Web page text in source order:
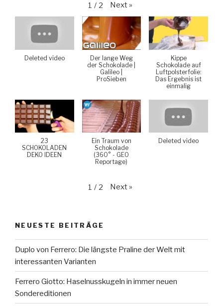
1 / 2 Next »
Deleted video
Der lange Weg
der Schokolade |
Galileo |
ProSieben
Kippe
Schokolade auf
Luftpolsterfolie:
Das Ergebnis ist
einmalig
23
SCHOKOLADEN
DEKO IDEEN
Ein Traum von
Schokolade
(360° - GEO
Reportage)
Deleted video
1 / 2 Next »
NEUESTE BEITRÄGE
Duplo von Ferrero: Die längste Praline der Welt mit
interessanten Varianten
Ferrero Giotto: Haselnusskugeln in immer neuen
Sondereditionen